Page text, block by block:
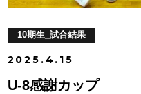
10期生_試合結果
2025.4.15
U-8感謝カップ